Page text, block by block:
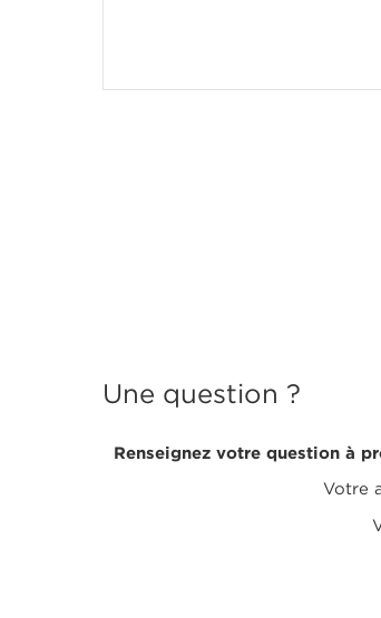
Une question ?
Renseignez votre question à
Votre